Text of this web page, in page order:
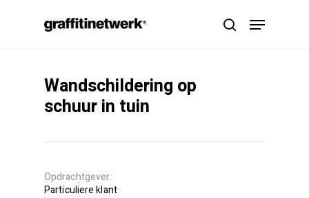
search
Menu
Wandschildering op
schuur in tuin
Opdrachtgever
Particuliere klant